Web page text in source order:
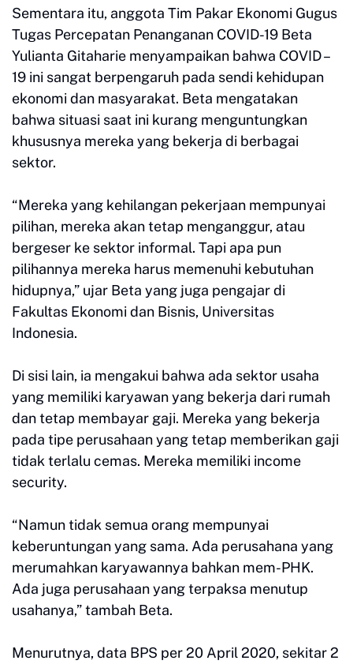
Sementara itu, anggota Tim Pakar Ekonomi Gugus
Tugas Percepatan Penanganan COVID-19 Beta
Yulianta Gitaharie menyampaikan bahwa COVID –
19 ini sangat berpengaruh pada sendi kehidupan
ekonomi dan masyarakat. Beta mengatakan
bahwa situasi saat ini kurang menguntungkan
khususnya mereka yang bekerja di berbagai
sektor.
“Mereka yang kehilangan pekerjaan mempunyai
pilihan, mereka akan tetap menganggur, atau
bergeser ke sektor informal. Tapi apa pun
pilihannya mereka harus memenuhi kebutuhan
hidupnya,” ujar Beta yang juga pengajar di
Fakultas Ekonomi dan Bisnis, Universitas
Indonesia.
Di sisi lain, ia mengakui bahwa ada sektor usaha
yang memiliki karyawan yang bekerja dari rumah
dan tetap membayar gaji. Mereka yang bekerja
pada tipe perusahaan yang tetap memberikan gaji
tidak terlalu cemas. Mereka memiliki income
security.
“Namun tidak semua orang mempunyai
keberuntungan yang sama. Ada perusahana yang
merumahkan karyawannya bahkan mem-PHK.
Ada juga perusahaan yang terpaksa menutup
usahanya,” tambah Beta.
Menurutnya, data BPS per 20 April 2020, sekitar 2